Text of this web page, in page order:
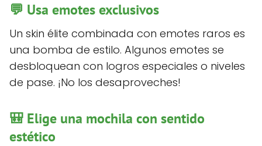
💬 Usa emotes exclusivos
Un skin élite combinada con emotes raros es
una bomba de estilo. Algunos emotes se
desbloquean con logros especiales o niveles
de pase. ¡No los desaproveches!
🎒 Elige una mochila con sentido
estético